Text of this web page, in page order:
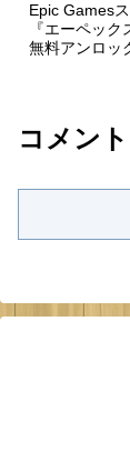
Epic Games
『エーペッ
無料アンロッ
コメント